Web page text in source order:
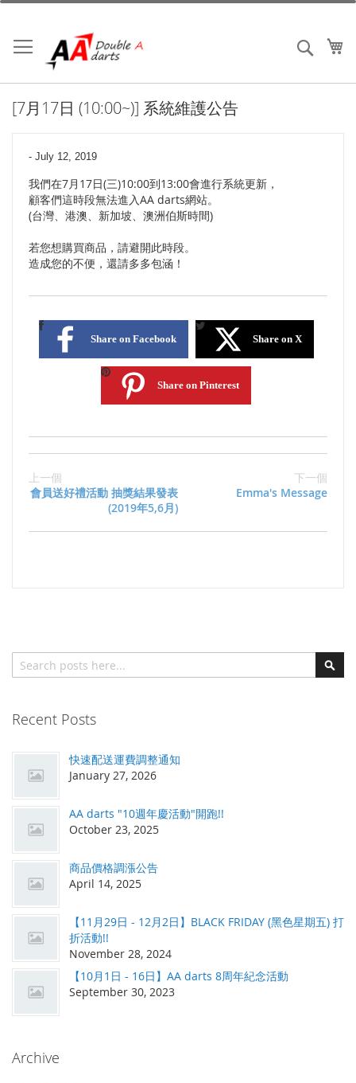
跳
內
容
搜索
[7月17日 (10:00~)] 系統維護公告
- July 12, 2019
我們在7月17日(三)10:00到13:00會進行系統更新，
顧客們這時段無法進入AA darts網站。
(台灣、港澳、新加坡、澳洲伯斯時間)
若您想購買商品，請避開此時段。
造成您的不便，還請多多包涵！
Share on Facebook Share on X
Share on Pinterest
上一個
會員送好禮活動 抽獎結果發表
(2019年5,6月)
下一個
Emma's Message
搜索
Recent Posts
快速配送運費調整通知
January 27, 2026
AA darts "10週年慶活動"開跑!!
October 23, 2025
商品價格調漲公告
April 14, 2025
【11月29日 - 12月2日】BLACK FRIDAY (黑色星期五) 打
折活動!!
November 28, 2024
【10月1日 - 16日】AA darts 8周年紀念活動
September 30, 2023
Archive